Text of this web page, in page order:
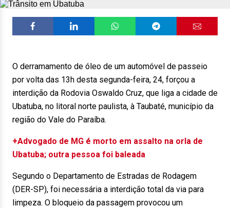
O derramamento de óleo de um automóvel de passeio
por volta das 13h desta segunda-feira, 24, forçou a
interdição da Rodovia Oswaldo Cruz, que liga a cidade de
Ubatuba, no litoral norte paulista, à Taubaté, município da
região do Vale do Paraíba.
+Advogado de MG é morto em assalto na orla de
Ubatuba; outra pessoa foi baleada
Segundo o Departamento de Estradas de Rodagem
(DER-SP), foi necessária a interdição total da via para
limpeza. O bloqueio da passagem provocou um